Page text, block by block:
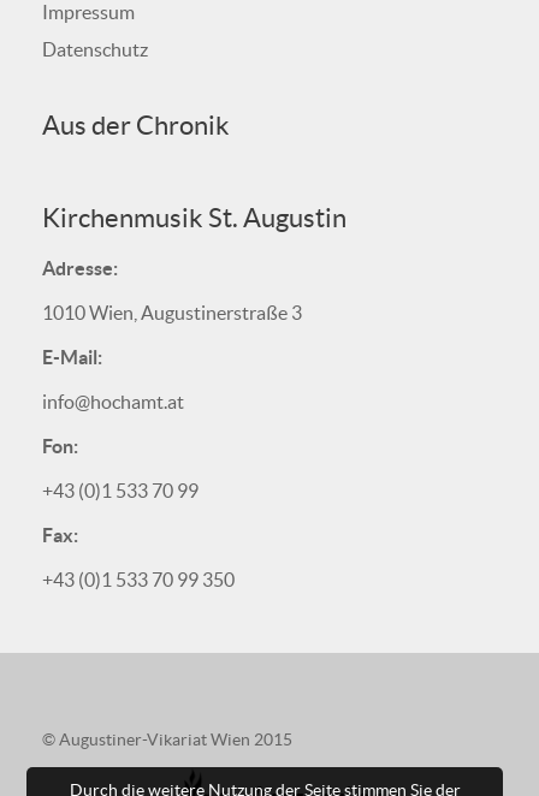
Impressum
Datenschutz
Aus der Chronik
Kirchenmusik St. Augustin
Adresse:
1010 Wien, Augustinerstraße 3
E-Mail:
info@hochamt.at
Fon:
+43 (0)1 533 70 99
Fax:
+43 (0)1 533 70 99 350
© Augustiner-Vikariat Wien 2015
Durch die weitere Nutzung der Seite stimmen Sie der